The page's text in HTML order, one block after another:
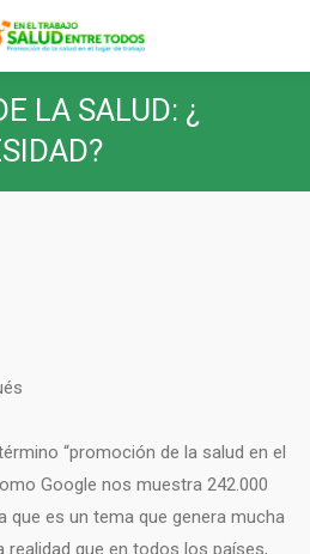
LA SALUD: ¿
“promoción de la salud en el
Google nos muestra 242.000
que es un tema que genera mucha
realidad que en todos los países,